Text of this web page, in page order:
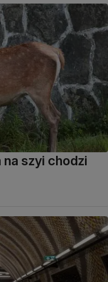
szyi chodzi